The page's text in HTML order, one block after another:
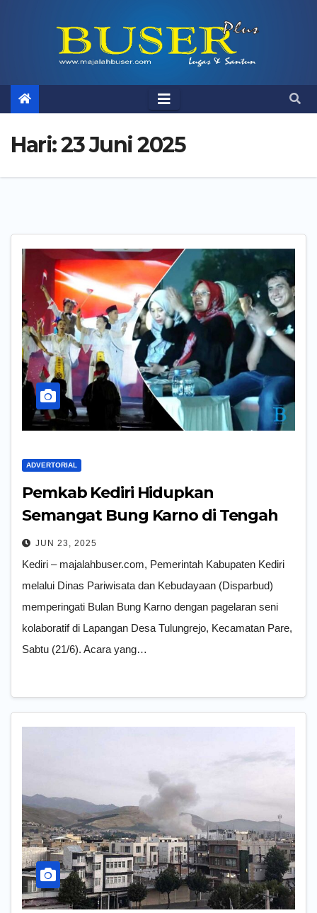
Hari:23 Juni 2025
ADVERTORIAL
Pemkab Kediri Hidupkan
Semangat Bung Karno di Tengah
Generasi Muda dengan Seni dan
Budaya
JUN 23, 2025
Kediri – majalahbuser.com, Pemerintah Kabupaten Kediri
melalui Dinas Pariwisata dan Kebudayaan (Disparbud)
memperingati Bulan Bung Karno dengan pagelaran seni
kolaboratif di Lapangan Desa Tulungrejo, Kecamatan Pare,
Sabtu (21/6). Acara yang…